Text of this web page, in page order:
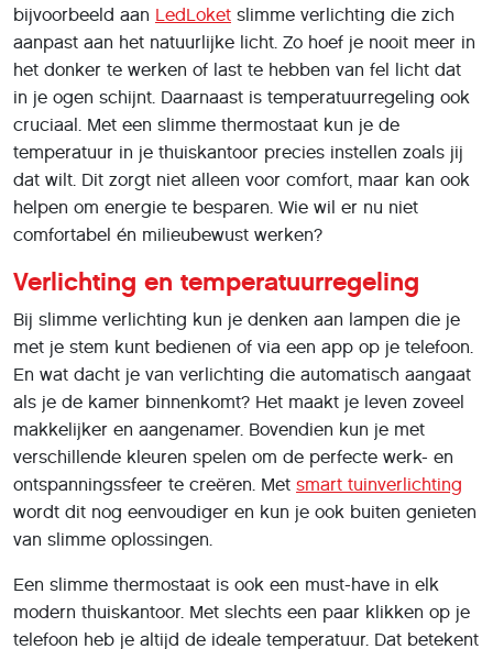
bijvoorbeeld aan LedLoket slimme verlichting die zich
aanpast aan het natuurlijke licht. Zo hoef je nooit meer in
het donker te werken of last te hebben van fel licht dat
in je ogen schijnt. Daarnaast is temperatuurregeling ook
cruciaal. Met een slimme thermostaat kun je de
temperatuur in je thuiskantoor precies instellen zoals jij
dat wilt. Dit zorgt niet alleen voor comfort, maar kan ook
helpen om energie te besparen. Wie wil er nu niet
comfortabel én milieubewust werken?
Verlichting en temperatuurregeling
Bij slimme verlichting kun je denken aan lampen die je
met je stem kunt bedienen of via een app op je telefoon.
En wat dacht je van verlichting die automatisch aangaat
als je de kamer binnenkomt? Het maakt je leven zoveel
makkelijker en aangenamer. Bovendien kun je met
verschillende kleuren spelen om de perfecte werk- en
ontspanningssfeer te creëren. Met smart tuinverlichting
wordt dit nog eenvoudiger en kun je ook buiten genieten
van slimme oplossingen.
Een slimme thermostaat is ook een must-have in elk
modern thuiskantoor. Met slechts een paar klikken op je
telefoon heb je altijd de ideale temperatuur. Dat betekent